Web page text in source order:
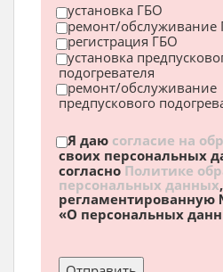
установка ГБО
ремонт/обслуживание
регистрация ГБО
установка
подогревателя
ремонт/обслуживание
предпускового
Я даю согласие на
своих персональных
согласноПолитике
персональных данных,
регламентированную
«О персональных